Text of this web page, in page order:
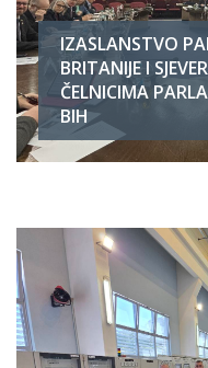
IZASLANSTVO
BRITANIJE I
ČELNICIMA
BIH